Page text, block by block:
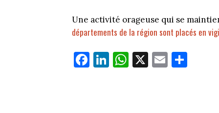
Une activité orageuse qui se
départements de la région sont placés en
Fa
ce
Li
nk
W
ha
X E
m